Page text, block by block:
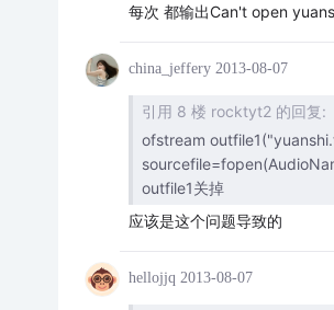
每次 都输出Can't open
china_jeffery 2013-08-07
引用 8 楼 rocktyt2 的回复:
ofstream outfile1("yuanshi.txt"); //cout<<AudioName<<endl; 此时可以
outfile1关掉
应该是这个问题导致的
hellojjq 2013-08-07